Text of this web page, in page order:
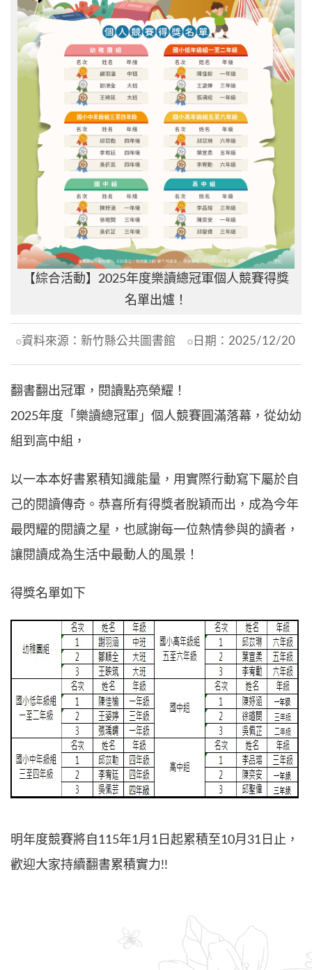
【綜合活動】2025年度樂讀總冠軍個人競賽得獎
名單出爐！
資料來源：新竹縣公共圖書館 日期： 2025/12/20
翻書翻出冠軍，閱讀點亮榮耀！
2025年度「樂讀總冠軍」個人競賽圓滿落幕，從幼幼
組到高中組，
以一本本好書累積知識能量，用實際行動寫下屬於自
己的閱讀傳奇。恭喜所有得獎者脫穎而出，成為今年
最閃耀的閱讀之星，也感謝每一位熱情參與的讀者，
讓閱讀成為生活中最動人的風景！
得獎名單如下
明年度競賽將自115年1月1日起累積至10月31日止，
歡迎大家持續翻書累積實力!!